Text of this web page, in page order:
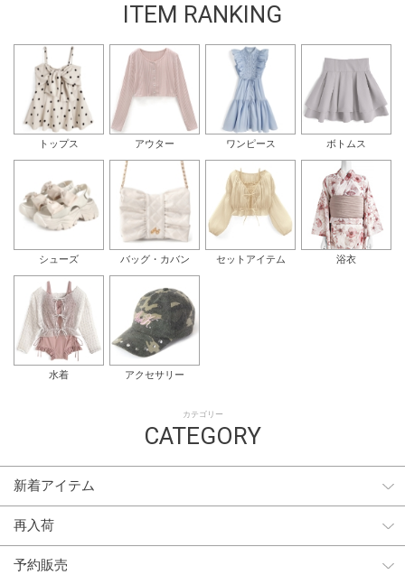
カテゴリー
CATEGORY
新着アイテム
再入荷
予約販売
ITEM RANKING
トップス アウター ワンピース ボトムス
シューズ バッグ・カバン セットアイテム 浴衣
水着 アクセサリー